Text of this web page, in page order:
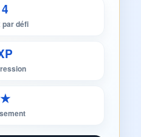
4
par défi
★